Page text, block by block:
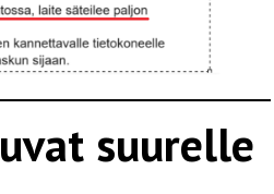
suurelle